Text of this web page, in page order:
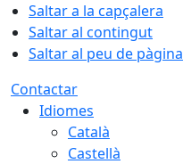
Saltar a la capçalera
Saltar al contingut
Saltar al peu de pàgina
Contactar
Idiomes
Català
Castellà